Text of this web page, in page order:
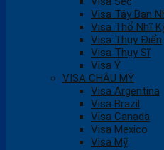
Visa Tây Ban
Visa Thổ Nhĩ
Visa Thụy Điển
Visa Thụy Sĩ
Visa Ý
VISA CHÂU MỸ
Visa Argentina
Visa Brazil
Visa Canada
Visa Mexico
Visa Mỹ